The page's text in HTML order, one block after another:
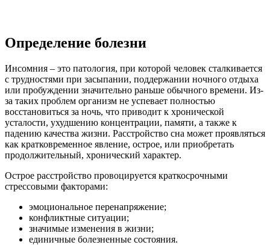
Определение болезни
Инсомния – это патология, при которой человек сталкивается
с трудностями при засыпании, поддержании ночного отдыха
или пробуждении значительно раньше обычного времени. Из-
за таких проблем организм не успевает полностью
восстановиться за ночь, что приводит к хронической
усталости, ухудшению концентрации, памяти, а также к
падению качества жизни. Расстройство сна может проявляться
как кратковременное явление, острое, или приобретать
продолжительный, хронический характер.
Острое расстройство провоцируется краткосрочными
стрессовыми факторами:
эмоциональное перенапряжение;
конфликтные ситуации;
значимые изменения в жизни;
единичные болезненные состояния.